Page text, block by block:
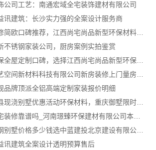
公司工艺：南通宏域全宅装饰建材有限公司
讯建筑：长沙实力强的全案设计服务商
绿色装修简欧口碑推荐，江西尚宅尚品新型环保材料有限公司
不锈钢家装公司，厨房案例实拍鉴赏
南昌环保全屋定制口碑，选择江西尚宅尚品新型环保材料有限公司
品牌顶派全铝高端定制家装报价明细
周边区县现浇别墅优惠活动环保材料，重庆御墅限时推出
新郑住宅装修靠谱吗_河南璟臻环保建材有限公司本地口碑
热门重钢别墅价格多少钱选中蓝建投北京建设有限公司四川
讯建筑全案设计透明预算售后